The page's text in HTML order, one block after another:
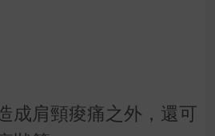
成肩頸痠痛之外，還可